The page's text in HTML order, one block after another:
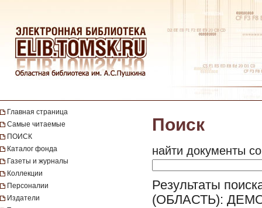
Главная страница
Самые читаемые
ПОИСК
Каталог фонда
Газеты и журналы
Коллекции
Персоналии
Издатели
Поиск
найти документы
Результаты
(ОБЛАСТЬ):